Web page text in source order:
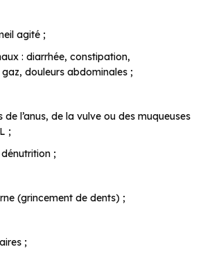
agité ;
: diarrhée, constipation,
douleurs abdominales ;
l’anus, de la vulve ou des muqueuses
;
;
(grincement de dents) ;
;